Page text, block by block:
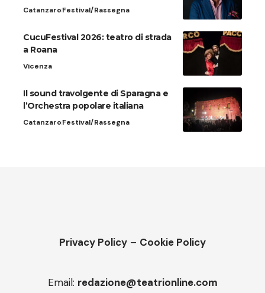
CatanzaroFestival/Rassegna
CucuFestival 2026: teatro di strada
a Roana
Vicenza
Il sound travolgente di Sparagna e
l’Orchestra popolare italiana
CatanzaroFestival/Rassegna
Privacy Policy – Cookie Policy
Email: redazione@teatrionline.com